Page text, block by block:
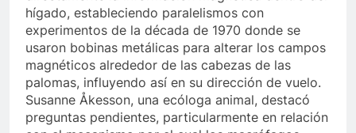
hígado, estableciendo paralelismos con
experimentos de la década de 1970 donde se
usaron bobinas metálicas para alterar los campos
magnéticos alrededor de las cabezas de las
palomas, influyendo así en su dirección de vuelo.
Susanne Åkesson, una ecóloga animal, destacó
preguntas pendientes, particularmente en relación